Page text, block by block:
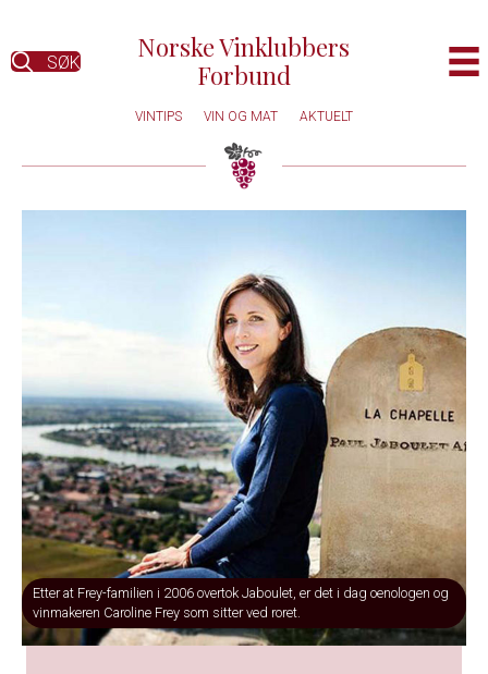
SØK
Norske Vinklubbers
Forbund
VINTIPS VIN OG MAT AKTUELT
Etter at Frey-familien i 2006 overtok Jaboulet, er det i dag oenologen og
vinmakeren Caroline Frey som sitter ved roret.